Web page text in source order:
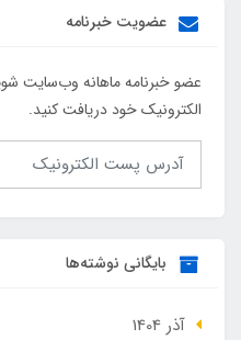
عضویت خبرنامه
عضو خبرنامه ماهانه وب‌سایت
الکترونیک خود دریافت کنید.
بایگانی نوشته‌ها
آذر 1404